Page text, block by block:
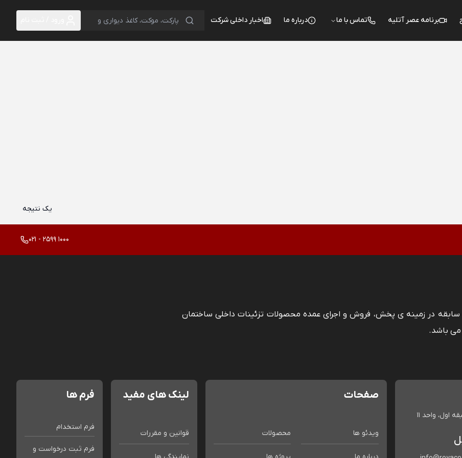
برنامه عصر آتلیه تماس با ما درباره ما اخبار داخلی شرکت
یک نتیجه
021 - 2599 1000
در زمینه ی پخش، فروش و اجرای عمده محصولات تزئینات داخلی ساختمان
می باشد.
واحد 11
صفحات
ویدئو ها محصولات
لینک های مفید
قوانین و مقررات
فرم ها
فرم استخدام
فرم ثبت درخواست و